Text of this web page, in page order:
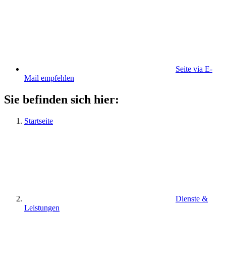
Seite via E-
Mail empfehlen
Sie befinden sich hier:
Startseite
Dienste &
Leistungen